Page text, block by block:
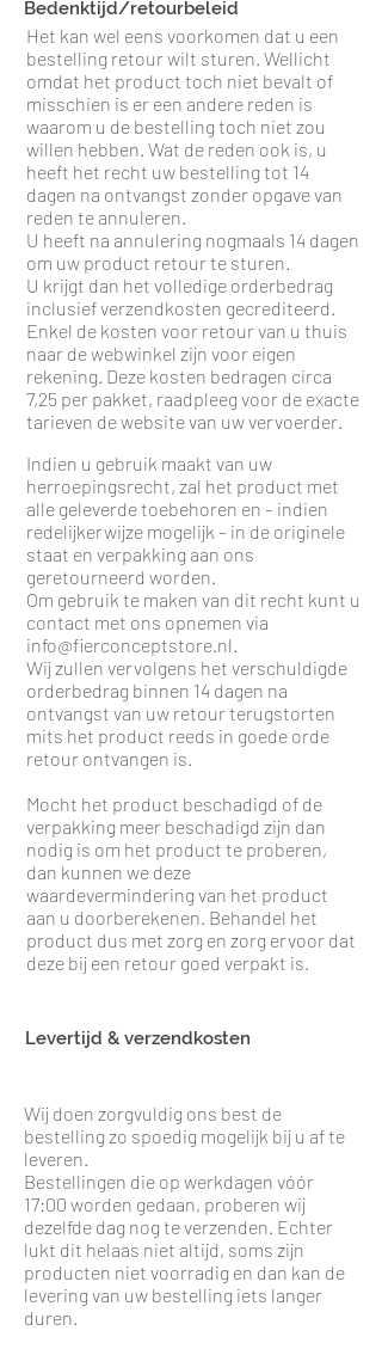
Bedenktijd/retourbeleid
Het kan wel eens voorkomen dat u een
bestelling retour wilt sturen. Wellicht
omdat het product toch niet bevalt of
misschien is er een andere reden is
waarom u de bestelling toch niet zou
willen hebben. Wat de reden ook is, u
heeft het recht uw bestelling tot 14
dagen na ontvangst zonder opgave van
reden te annuleren.
U heeft na annulering nogmaals 14 dagen
om uw product retour te sturen.
U krijgt dan het volledige orderbedrag
inclusief verzendkosten gecrediteerd.
Enkel de kosten voor retour van u thuis
naar de webwinkel zijn voor eigen
rekening. Deze kosten bedragen circa
7,25 per pakket, raadpleeg voor de exacte
tarieven de website van uw vervoerder.
Indien u gebruik maakt van uw
herroepingsrecht, zal het product met
alle geleverde toebehoren en – indien
redelijkerwijze mogelijk – in de originele
staat en verpakking aan ons
geretourneerd worden.
Om gebruik te maken van dit recht kunt u
contact met ons opnemen via
info@fierconceptstore.nl
Wij zullen vervolgens het verschuldigde
orderbedrag binnen 14 dagen na
ontvangst van uw retour terugstorten
mits het product reeds in goede orde
retour ontvangen is.
Mocht het product beschadigd of de
verpakking meer beschadigd zijn dan
nodig is om het product te proberen,
dan kunnen we deze
waardevermindering van het product
aan u doorberekenen. Behandel het
product dus met zorg en zorg ervoor dat
deze bij een retour goed verpakt is.
Levertijd & verzendkosten
Wij doen zorgvuldig ons best de
bestelling zo spoedig mogelijk bij u af te
leveren.
Bestellingen die op werkdagen vóór
17:00 worden gedaan, proberen wij
dezelfde dag nog te verzenden. Echter
lukt dit helaas niet altijd, soms zijn
producten niet voorradig en dan kan de
levering van uw bestelling iets langer
duren.